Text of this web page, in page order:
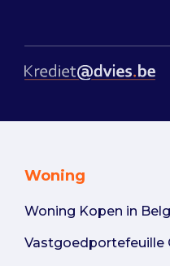
Woning
Woning Kopen in
Vastgoedportefeuille